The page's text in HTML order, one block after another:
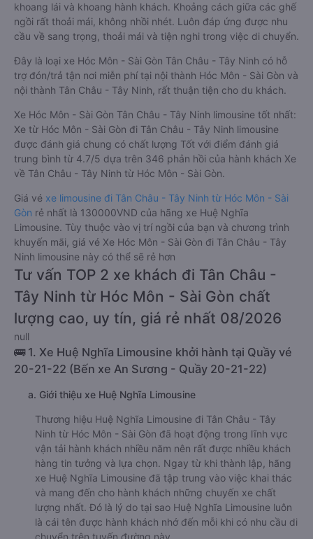
khoang lái và khoang hành khách. Khoảng cách giữa các ghế
ngồi rất thoải mái, không nhồi nhét. Luôn đáp ứng được nhu
cầu về sang trọng, thoải mái và tiện nghi trong việc di chuyển.
Đây là loại xe Hóc Môn - Sài Gòn Tân Châu - Tây Ninh có hỗ
trợ đón/trả tận nơi miễn phí tại nội thành Hóc Môn - Sài Gòn và
nội thành Tân Châu - Tây Ninh, rất thuận tiện cho du khách.
Xe Hóc Môn - Sài Gòn Tân Châu - Tây Ninh limousine tốt nhất:
Xe từ Hóc Môn - Sài Gòn đi Tân Châu - Tây Ninh limousine
được đánh giá chung có chất lượng Tốt với điểm đánh giá
trung bình từ 4.7/5 dựa trên 346 phản hồi của hành khách Xe
về Tân Châu - Tây Ninh từ Hóc Môn - Sài Gòn.
Giá vé xe limousine đi Tân Châu - Tây Ninh từ Hóc Môn - Sài
Gòn rẻ nhất là 130000VND của hãng xe Huệ Nghĩa
Limousine. Tùy thuộc vào vị trí ngồi của bạn và chương trình
khuyến mãi, giá vé Xe Hóc Môn - Sài Gòn đi Tân Châu - Tây
Ninh limousine này có thể sẽ rẻ hơn
Tư vấn TOP 2 xe khách đi Tân Châu -
Tây Ninh từ Hóc Môn - Sài Gòn chất
lượng cao, uy tín, giá rẻ nhất 08/2026
null
🚌 1. Xe Huệ Nghĩa Limousine khởi hành tại Quầy vé
20-21-22 (Bến xe An Sương - Quầy 20-21-22)
a. Giới thiệu xe Huệ Nghĩa Limousine
Thương hiệu Huệ Nghĩa Limousine đi Tân Châu - Tây
Ninh từ Hóc Môn - Sài Gòn đã hoạt động trong lĩnh vực
vận tải hành khách nhiều năm nên rất được nhiều khách
hàng tin tưởng và lựa chọn. Ngay từ khi thành lập, hãng
xe Huệ Nghĩa Limousine đã tập trung vào việc khai thác
và mang đến cho hành khách những chuyến xe chất
lượng nhất. Đó là lý do tại sao Huệ Nghĩa Limousine luôn
là cái tên được hành khách nhớ đến mỗi khi có nhu cầu di
chuyển trên tuyến đường này.